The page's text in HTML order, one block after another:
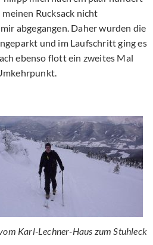
Rucksack nicht
abgegangen. Daher wurden die
und im Laufschritt ging es
ebenso flott ein zweites Mal
Karl-Lechner-Haus zum Stuhleck